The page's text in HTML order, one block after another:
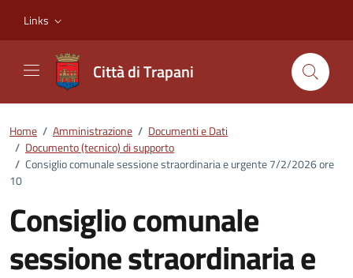
Links
Città di Trapani
Home / Amministrazione / Documenti e Dati
/ Documento (tecnico) di supporto
/ Consiglio comunale sessione straordinaria e urgente 7/2/2026 ore
10
Consiglio comunale
sessione straordinaria e